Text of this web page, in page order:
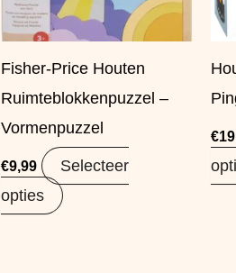
Fisher-Price Houten
Ruimteblokkenpuzzel –
Vormenpuzzel
€9,99
Selecteer
opties
€